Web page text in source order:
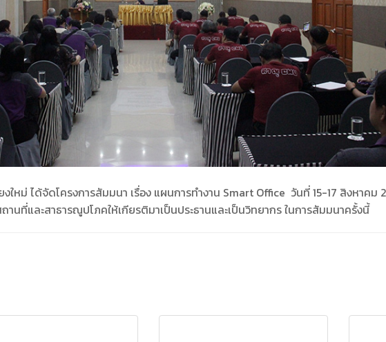
ใหม่ ได้จัดโครงการสัมมนา เรื่อง แผนการทำงาน Smart Office วันที่ 15-17 สิงหาค
นที่และสาธารณูปโภคให้เกียรติมาเป็นประธานและเป็นวิทยากร ในการสัมมนาครั้งนี้